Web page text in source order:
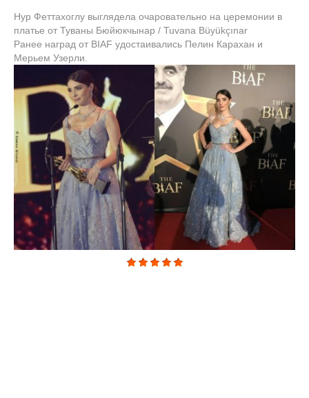
Нур Феттахоглу выглядела очаровательно на церемонии в
платье от Туваны Бюйюкчынар / Tuvana Büyükçınar
Ранее наград от BIAF удостаивались Пелин Карахан и
Мерьем Узерли.